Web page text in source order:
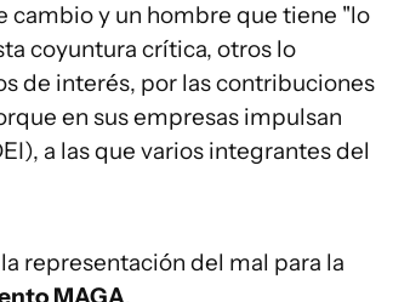
cambio y un hombre que tiene "lo
coyuntura crítica, otros lo
de interés, por las contribuciones
en sus empresas impulsan
a las que varios integrantes del
representación del mal para la